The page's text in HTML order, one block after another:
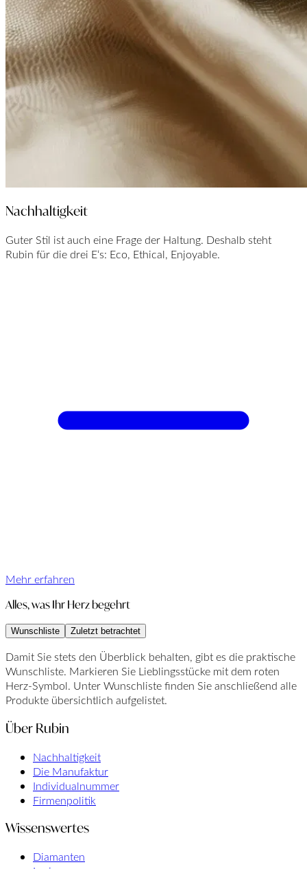
Nachhaltigkeit
Guter Stil ist auch eine Frage der Haltung. Deshalb steht
Rubin für die drei E‘s: Eco, Ethical, Enjoyable.
Mehr erfahren
Alles, was Ihr Herz begehrt
Wunschliste Zuletzt betrachtet
Damit Sie stets den Überblick behalten, gibt es die praktische
Wunschliste. Markieren Sie Lieblingsstücke mit dem roten
Herz-Symbol. Unter Wunschliste finden Sie anschließend alle
Produkte übersichtlich aufgelistet.
Über Rubin
Nachhaltigkeit
Die Manufaktur
Individualnummer
Firmenpolitik
Wissenswertes
Diamanten